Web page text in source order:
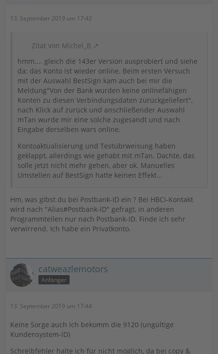
13. September 2019 um 17:42
Zitat von Michel_B
hmm.... gleich die 143er Version ausprobiert und siehe
da: das Konto ist wieder online. Beim ersten Versuch
mit der Auswahl BestSign kam auch bei mir die
Meldung"Von der Bank wurden keine onlinefähigen
Konten zu diesen Verbindungsdaten zurückgeliefert",
nach Klick auf zurück und anschließender Auswahl
mTan wurde mir eine solche zugesandt und nach
Eingabe derselben wars online.
Kontoaktualisierung und Testübrweisung haben
geklappt, allerdings wie gehabt mit mTan. Dachte, das
solle jetzt nicht mehr gehen, aber ok. Manuelles
Umstellen auf BestSign hatte keinen Effekt...
Hm, was gibst du bei Postbank-ID ein ? Bei HBCI-Kontakt
wird nach "Alias#Postbank-ID" gefragt, in anderen
Programmteilen nur nach Postbank-ID. Finde ich sehr
verwirrend. Ich habe ein Privatkonto.
catweazlemotors
Anfänger
13. September 2019 um 17:44
Keine Sorge auch ich bekomm die 9120 (ungültige
Kundensystem-ID)
Schreibfehler halte ich für nicht möglich, da bei copy &